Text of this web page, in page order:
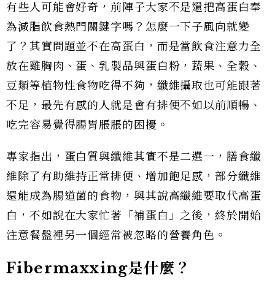
有些人可能會好奇，前陣子大家不是還把高蛋白奉
為減脂飲食熱門關鍵字嗎？怎麼一下子風向就變
了？其實問題並不在高蛋白，而是當飲食注意力全
放在雞胸肉、蛋、乳製品與蛋白粉，蔬果、全穀、
豆類等植物性食物吃得不夠，纖維攝取也可能跟著
不足，最先有感的人就是會有排便不如以前順暢、
吃完容易覺得腸胃脹脹的困擾。
專家指出，蛋白質與纖維其實不是二選一，膳食纖
維除了有助維持正常排便、增加飽足感，部分纖維
還能成為腸道菌的食物，與其說高纖維要取代高蛋
白，不如說在大家忙著「補蛋白」之後，終於開始
注意餐盤裡另一個經常被忽略的營養角色。
Fibermaxxing是什麼？